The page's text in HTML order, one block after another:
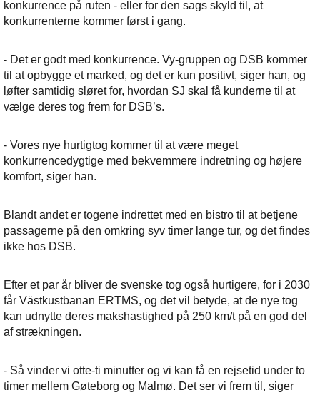
konkurrence på ruten - eller for den sags skyld til, at
konkurrenterne kommer først i gang.
- Det er godt med konkurrence. Vy-gruppen og DSB kommer
til at opbygge et marked, og det er kun positivt, siger han, og
løfter samtidig sløret for, hvordan SJ skal få kunderne til at
vælge deres tog frem for DSB’s.
- Vores nye hurtigtog kommer til at være meget
konkurrencedygtige med bekvemmere indretning og højere
komfort, siger han.
Blandt andet er togene indrettet med en bistro til at betjene
passagerne på den omkring syv timer lange tur, og det findes
ikke hos DSB.
Efter et par år bliver de svenske tog også hurtigere, for i 2030
får Västkustbanan ERTMS, og det vil betyde, at de nye tog
kan udnytte deres makshastighed på 250 km/t på en god del
af strækningen.
- Så vinder vi otte-ti minutter og vi kan få en rejsetid under to
timer mellem Gøteborg og Malmø. Det ser vi frem til, siger